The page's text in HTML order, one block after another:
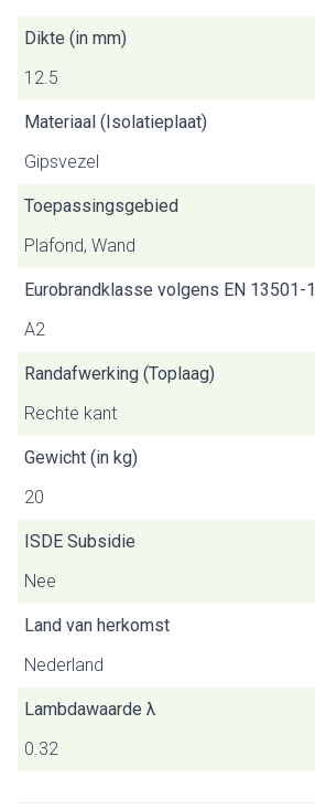
Dikte (in mm)
12.5
Materiaal (Isolatieplaat)
Gipsvezel
Toepassingsgebied
Plafond, Wand
Eurobrandklasse volgens EN 13501-1
A2
Randafwerking (Toplaag)
Rechte kant
Gewicht (in kg)
20
ISDE Subsidie
Nee
Land van herkomst
Nederland
Lambdawaarde λ
0.32